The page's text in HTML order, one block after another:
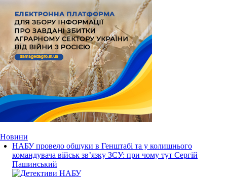
Новини
НАБУ провело обшуки в Генштабі та у колишнього
командувача військ зв’язку ЗСУ: при чому тут Сергій
Пашинський